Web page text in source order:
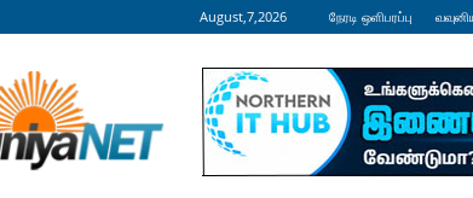
August,7,2026 நேரடி ஒளிபரப்பு